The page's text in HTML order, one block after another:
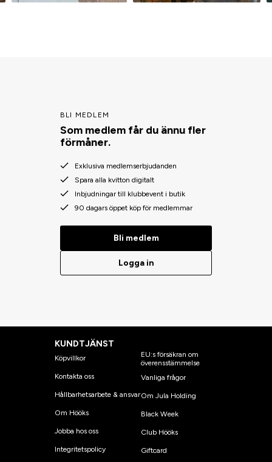
BLI MEDLEM
Som medlem får du ännu fler
förmåner.
Exklusiva medlemserbjudanden
Spara alla kvitton digitalt
Inbjudningar till klubbevent i butik
90 dagars öppet köp för medlemmar
Bli medlem
Logga in
KUNDTJÄNST
Köpvillkor
Kontakta oss
Hållbarhetsarbete & ansvar
Om Hööks
Jobba hos oss
Integritetspolicy
EU:s försäkran om
överensstämmelse
Vanliga frågor
Om Jula Holding
Black Week
Club Hööks
Giftcard